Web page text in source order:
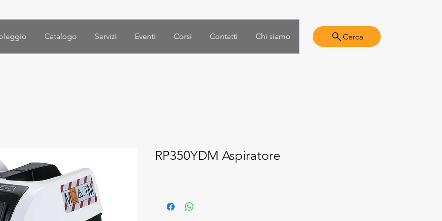
Catalogo Servizi Eventi Corsi Contatti Chi siamo Cerca
RP350YDM Aspiratore